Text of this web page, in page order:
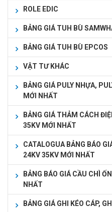
ROLE EDIC
BẢNG GIÁ TUH BÙ
BẢNG GIÁ TUH BÙ EPCOS
VẬT TƯ KHÁC
BẢNG GIÁ PULY NHỰA,
MỚI NHẤT
BẢNG GIÁ THẢM CÁCH
35KV MỚI NHẤT
CATALOGUA BẢNG BÁO
24KV 35KV MỚI NHẤT
BẢNG BÁO GIÁ CẦU CHÌ
NHẤT
BẢNG GIÁ GHI KÉO CÁP,